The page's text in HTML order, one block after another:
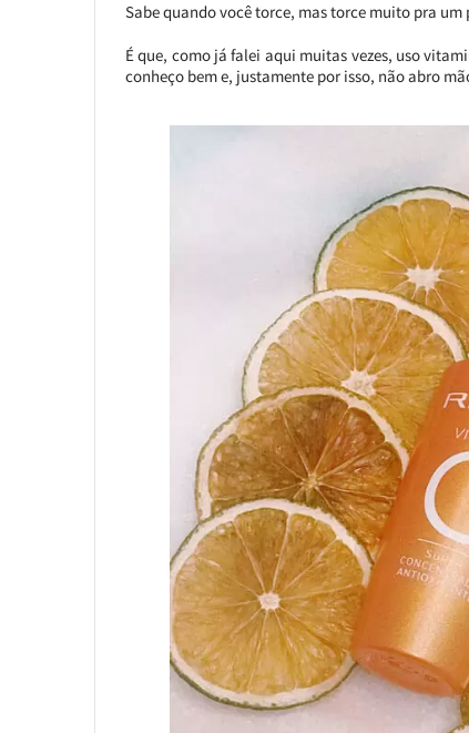
Sabe quando você torce, mas torce muito pra
É que, como já falei aqui muitas vezes, uso
conheço bem e, justamente por isso, não abro